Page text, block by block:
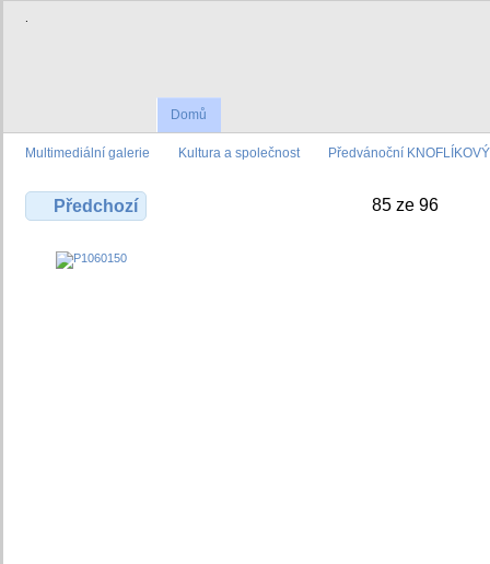
.
Domů
Multimediální galerie Kultura a společnost Předvánoční
Předchozí 85 ze 96